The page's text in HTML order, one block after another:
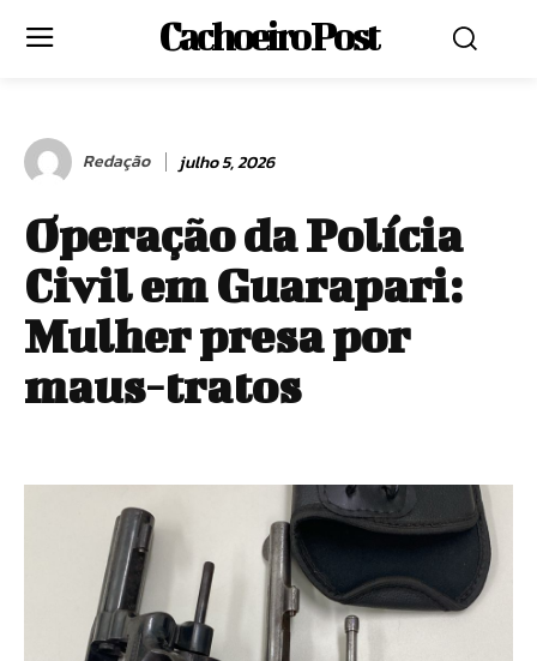
Cachoeiro Post
Redação julho 5, 2026
Operação da Polícia
Civil em Guarapari:
Mulher presa por
maus-tratos